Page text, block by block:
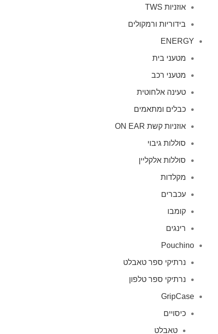
אוזניות TWS
בידוריות ורמקולים
ENERGY
מטעני בית
מטעני רכב
טעינה אלחוטית
כבלים ומתאמים
אוזניות קשת ON EAR
סוללות גיבוי
סוללות אלקליין
מקלדות
עכברים
קומבו
רינגים
Pouchino
נרתיקי ספר טאבלט
נרתיקי ספר טלפון
GripCase
כיסויים
טאבלט